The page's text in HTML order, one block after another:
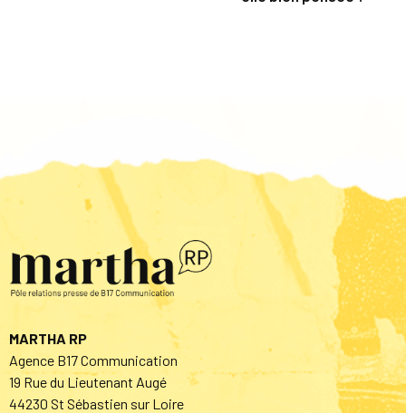
MARTHA RP
Agence B17 Communication
19 Rue du Lieutenant Augé
44230 St Sébastien sur Loire